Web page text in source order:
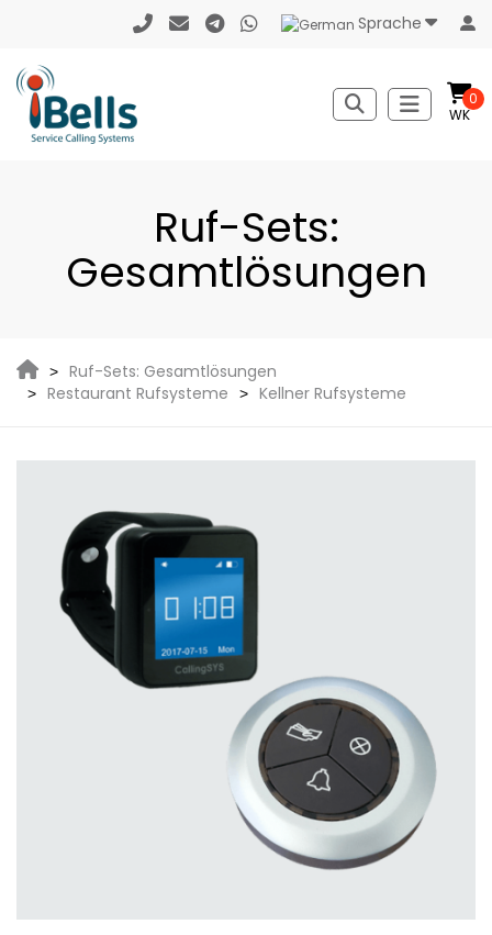
Sprache
WK
0
Ruf-Sets:
Gesamtlösungen
Ruf-Sets: Gesamtlösungen
Restaurant Rufsysteme
Kellner Rufsysteme